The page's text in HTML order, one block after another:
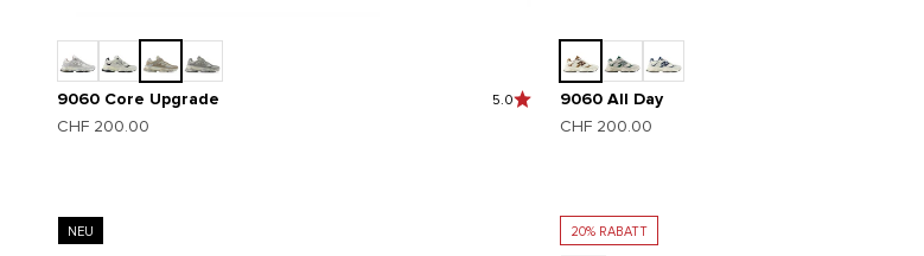
9060 Core Upgrade 5.0
Angebot
CHF 200.00
9060 All Day
Angebot
CHF 200.00
NEU 20% RABATT